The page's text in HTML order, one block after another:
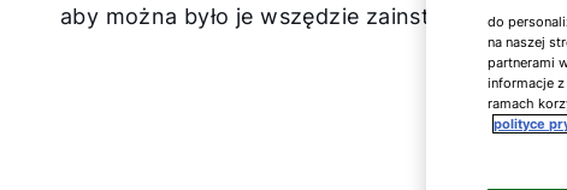
aby można było je wszędzie zainstalować. A
do
na naszej
partnerami
informacje
ramach
polityce